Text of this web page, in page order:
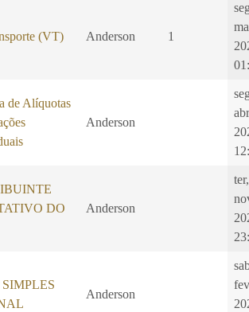
(VT) Anderson 1
de Alíquotas
Anderson
abr
DO
Anderson
SIMPLES
Anderson
fev